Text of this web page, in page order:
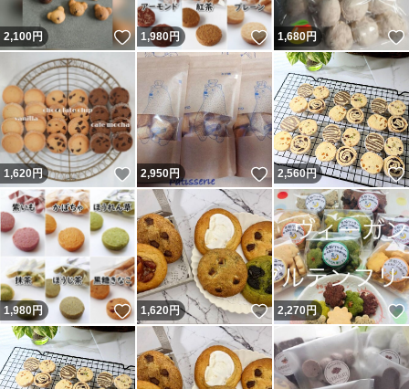
2,100円 いいね！
1,980円 いいね！
1,680円
1,620円 いいね！
2,950円 いいね！
2,560円
1,980円 いいね！
1,620円 いいね！
2,270円